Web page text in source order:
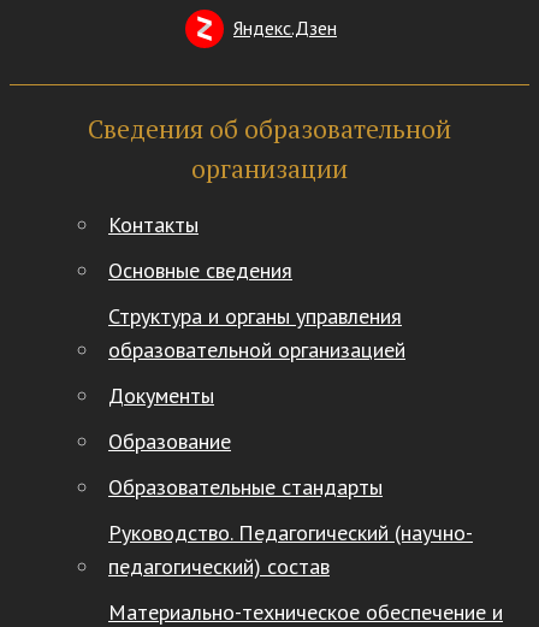
Яндекс.Дзен
Сведения об образовательной
организации
Контакты
Основные сведения
Структура и органы управления
образовательной организацией
Документы
Образование
Образовательные стандарты
Руководство. Педагогический (научно-
педагогический) состав
Материально-техническое обеспечение и